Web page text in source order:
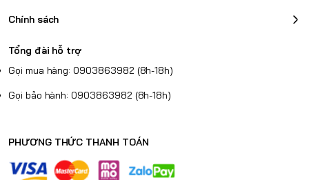
Chính sách
Tổng đài hỗ trợ
Gọi mua hàng: 0903863982 (8h-18h)
Gọi bảo hành: 0903863982 (8h-18h)
PHƯƠNG THỨC THANH TOÁN